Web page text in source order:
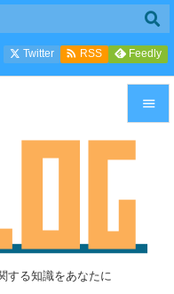
る知識をあなたに

前へ
Twitter  RSS Feedly